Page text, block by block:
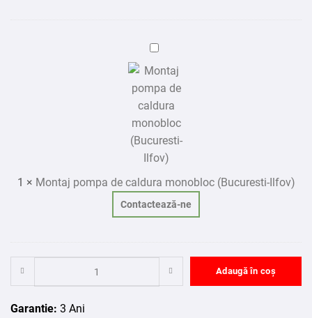
Montaj
pompa
caldura
monobloc
(Bucuresti-
Ilfov)
1 × Montaj pompa de caldura monobloc (Bucuresti-Ilfov)
Contactează-ne
Adaugă în coș
Garantie: 3 Ani